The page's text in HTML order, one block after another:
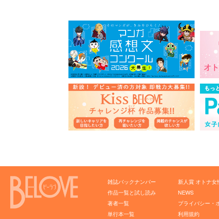
雑誌バックナンバー
作品一覧と試し読み
著者一覧
単行本一覧
新人賞 オトナ女
NEWS
プライバシー・
利用規約